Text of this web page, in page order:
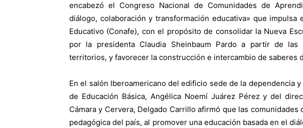
encabezó el Congreso Nacional de Comunidades de
diálogo, colaboración y transformación educativa» que impulsa
Educativo (Conafe), con el propósito de consolidar la Nueva
por la presidenta Claudia Sheinbaum Pardo a partir de las
territorios, y favorecer la construcción e intercambio de saberes
En el salón Iberoamericano del edificio sede de la dependencia
de Educación Básica, Angélica Noemí Juárez Pérez y del
Cámara y Cervera, Delgado Carrillo afirmó que las comunidades
pedagógica del país, al promover una educación basada en el